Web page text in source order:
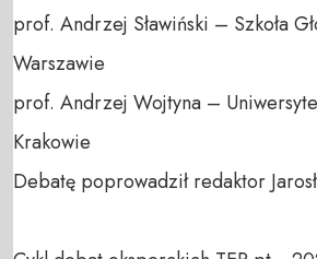
prof. Andrzej Sławiński – Szkoła
Warszawie
prof. Andrzej Wojtyna –
Krakowie
Debatę poprowadził redaktor